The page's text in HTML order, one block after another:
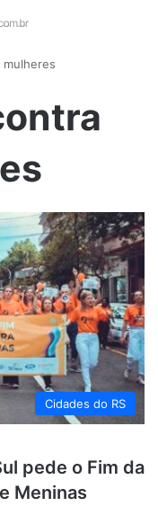
Cidades do RS
pede o Fim da
Meninas